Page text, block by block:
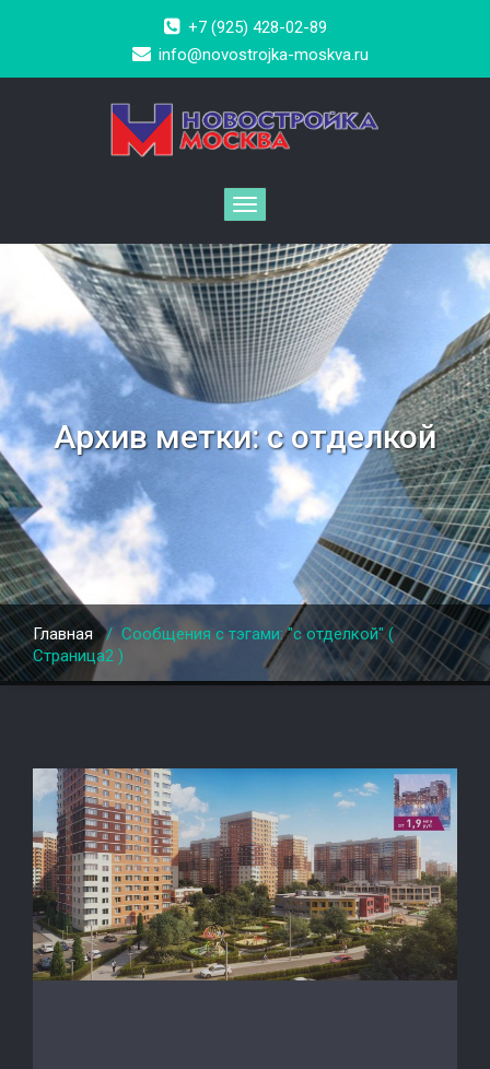
+7 (925) 428-02-89
info@novostrojka-moskva.ru
Архив метки:с отделкой
Главная / Сообщения с тэгами: "с отделкой"(
Страница2 )